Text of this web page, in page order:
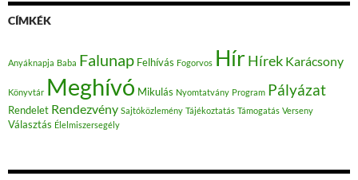
CÍMKÉK
Anyáknapja Baba Falunap Felhívás Fogorvos HírHírek Karácsony
Könyvtár Meghívó Mikulás Nyomtatvány Program Pályázat
Rendelet Rendezvény Sajtóközlemény Tájékoztatás Támogatás Verseny
Választás Élelmiszersegély